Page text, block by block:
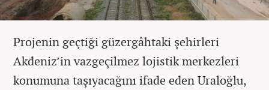
Projenin geçtiği güzergâhtaki şehirleri
Akdeniz’in vazgeçilmez lojistik merkezleri
konumuna taşıyacağını ifade eden Uraloğlu,